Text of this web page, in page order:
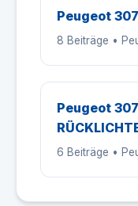
Peugeot
8 Beiträge •
Peugeot
6 Beiträge •